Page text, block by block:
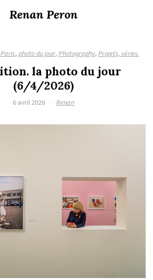
Renan Peron
Paris, photo du jour, Photography, Projets, séries.
la photo du jour
(6/4/2026)
6 avril 2026 · Renan